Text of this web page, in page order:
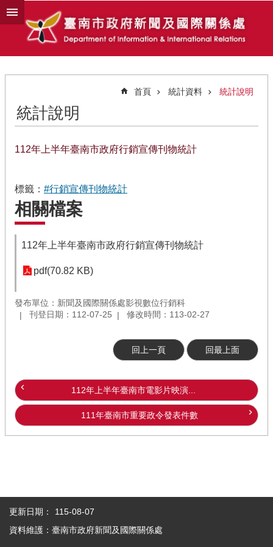
跳到主要內容區塊
首頁 統計資料 統計說明
統計說明
112年上半年臺南市政府行銷宣傳刊物統計
標籤： #行銷宣傳刊物統計
相關檔案
112年上半年臺南市政府行銷宣傳刊物統計
pdf(70.82 KB)
發布單位：新聞及國際關係處影視數位行銷科
刊登日期：112-07-25
修改時間：113-02-27
回上一頁 回最上面
112年上半年臺南市電影片映演...
111年臺南市重要政令發表件數
更新日期：
115-08-07
資料維護：臺南市政府新聞及國際關係處